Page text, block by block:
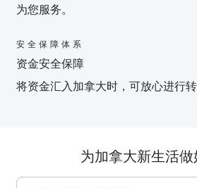
为您服务。
安全保障体系
资金安全保障
将资金汇入加拿大时，可放心进行
为加拿大新生活做